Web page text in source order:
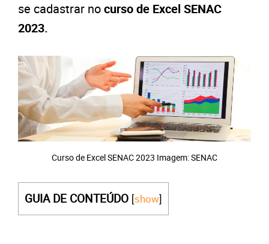
se cadastrar nocurso de Excel SENAC
2023.
Curso de Excel SENAC 2023 Imagem: SENAC
GUIA DE CONTEÚDO [show]